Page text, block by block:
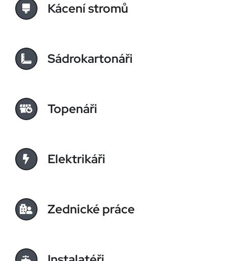
Kácení stromů
Sádrokartonáři
Topenáři
Elektrikáři
Zednické práce